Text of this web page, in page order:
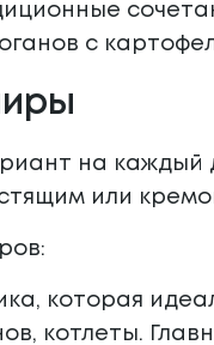
с
на
или
которая
котлеты.